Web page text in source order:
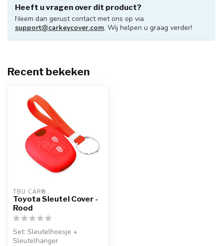
Heeft u vragen over dit product?
Neem dan gerust contact met ons op via
support@carkeycover.com. Wij helpen u graag verder!
Recent bekeken
TBU CAR®
Toyota Sleutel Cover -
Rood
Set: Sleutelhoesje +
Sleutelhanger